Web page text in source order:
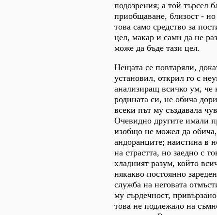
подозрения; а той търсел
приобщаване, близост -
това само средство за
цел, макар и сами да не
може да бъде тази цел.
Нещата се повтаряли,
установил, открил го с
анализиращ всичко ум, че
родината си, не обича
всеки път му създавала
Очевидно другите имали
изобщо не можел да
андоранците; наистина в
на страстта, но заедно с
хладният разум, който
някакво постоянно
служба на неговата
му сърдечност,
това не подлежало на